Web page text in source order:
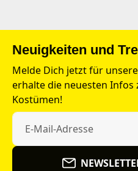
Neuigkeiten und
Melde Dich jetzt für
erhalte die neuesten Infos
Kostümen!